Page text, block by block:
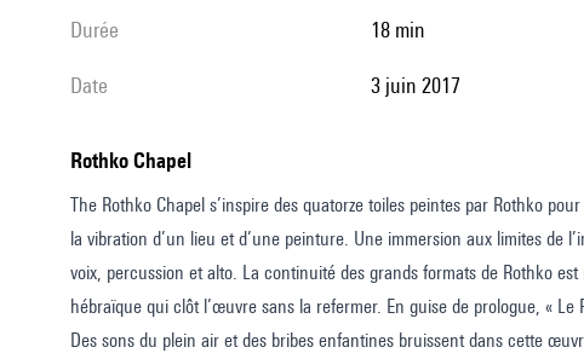
durée 18 min
date 3 juin 2017
Rothko Chapel
The Rothko Chapel s’inspire des quatorze toiles peintes par Rothko
la vibration d’un lieu et d’une peinture. Une immersion aux limites de
voix, percussion et alto. La continuité des grands formats de Rothko
hébraïque qui clôt l’œuvre sans la refermer. En guise de prologue, «
Des sons du plein air et des bribes enfantines bruissent dans cette